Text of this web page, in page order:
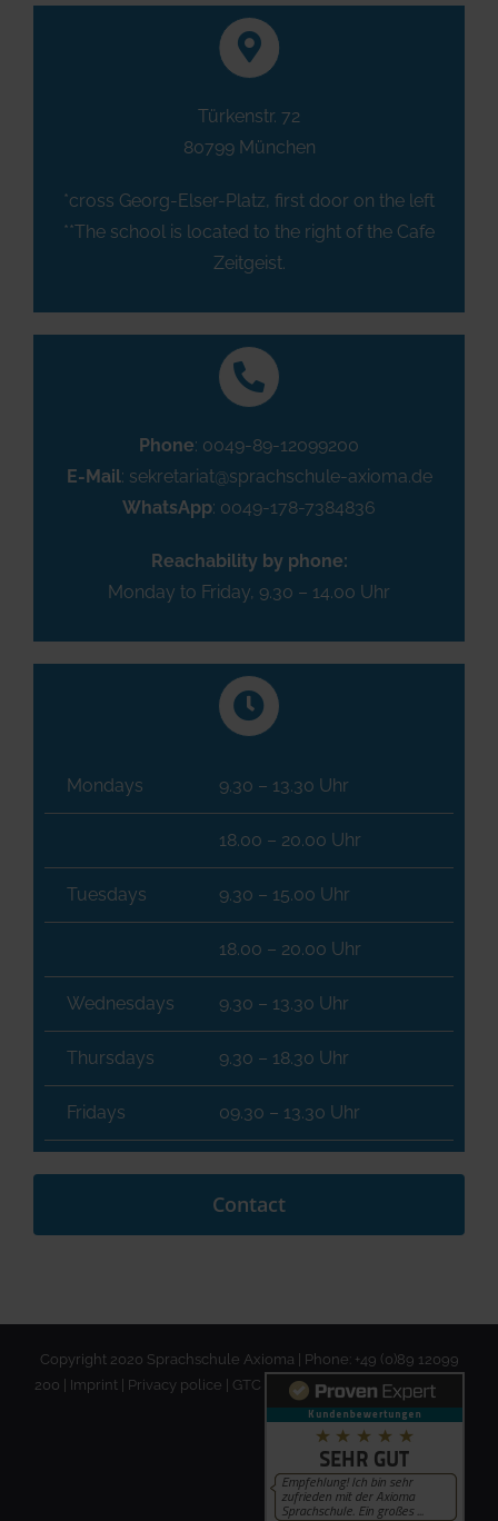
Türkenstr. 72
80799 München
*cross Georg-Elser-Platz, first door on the left
**The school is located to the right of the Cafe
Zeitgeist.
Phone: 0049-89-12099200
E-Mail: sekretariat@sprachschule-axioma.de
WhatsApp: 0049-178-7384836
Reachability by phone:
Monday to Friday, 9.30 – 14.00 Uhr
Mondays 9.30 – 13.30 Uhr
18.00 – 20.00 Uhr
Tuesdays 9.30 – 15.00 Uhr
18.00 – 20.00 Uhr
Wednesdays 9.30 – 13.30 Uhr
Thursdays 9.30 – 18.30 Uhr
Fridays 09.30 – 13.30 Uhr
Contact
Copyright 2020 Sprachschule Axioma | Phone: +49 (0)89 12099
200 | Imprint| Privacy police GTC